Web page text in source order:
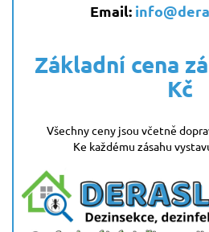
Email:
Základní cena
Kč
Všechny ceny jsou včetně
Ke každému zásahu